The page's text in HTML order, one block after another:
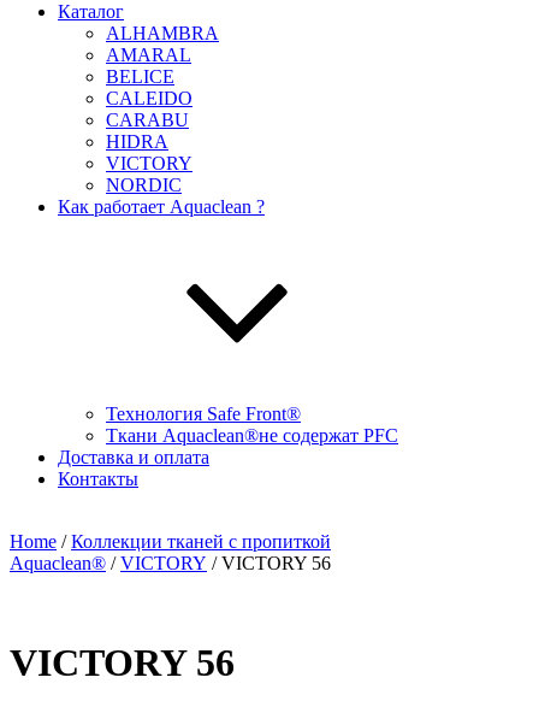
Каталог
ALHAMBRA
AMARAL
BELICE
CALEIDO
CARABU
HIDRA
VICTORY
NORDIC
Как работает Aquaclean ?
Технология Safe Front®
Ткани Aquaclean®не содержат PFC
Доставка и оплата
Контакты
Home /Коллекции тканей с пропиткой
Aquaclean® /VICTORY / VICTORY 56
VICTORY 56